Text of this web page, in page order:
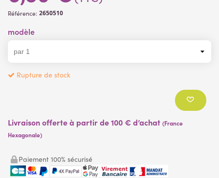
Référence: 2650510
modèle
Rupture de stock
Livraison offerte à partir de 100 € d’achat (France
Hexagonale)
Paiement 100% sécurisé